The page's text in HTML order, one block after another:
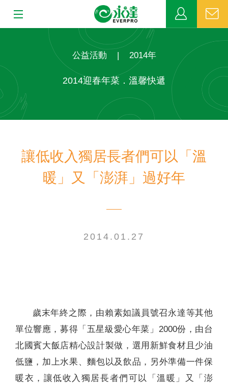
MDRT
公益活動
客戶服務
公益活動 | 2014年
2014迎春年菜．溫馨快遞
讓低收入獨居長者們可以「溫
暖」又「澎湃」過好年
2014.01.27
歲末年終之際，由賴素如議員號召永達等其他
單位響應，募得「五星級愛心年菜」2000份，由台
北國賓大飯店精心設計製做，選用新鮮食材且少油
低鹽，加上水果、麵包以及飲品，另外準備一件保
暖衣，讓低收入獨居長者們可以「溫暖」又「澎